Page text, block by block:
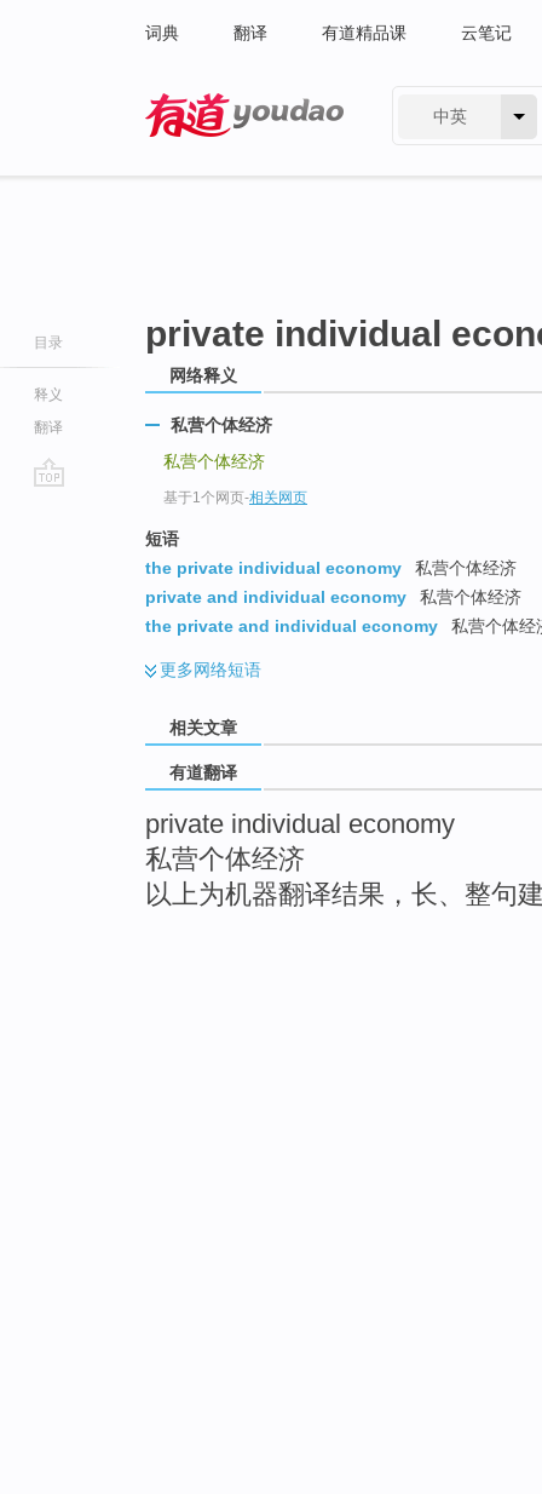
词典 翻译 有道精品课 云笔记
中英
目录
释义
翻译
private individual
网络释义
私营个体经济
私营个体经济
基于1个网页-相关网页
短语
the private individual economy
私营个体经济
private and individual economy
私营个体经济
the private and individual economy
私营个体经
更多网络短语
相关文章
有道翻译
private individual economy
私营个体经济
以上为机器翻译结果，长、整句